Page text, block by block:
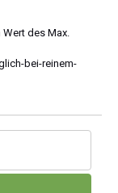
des Max.
bei-reinem-